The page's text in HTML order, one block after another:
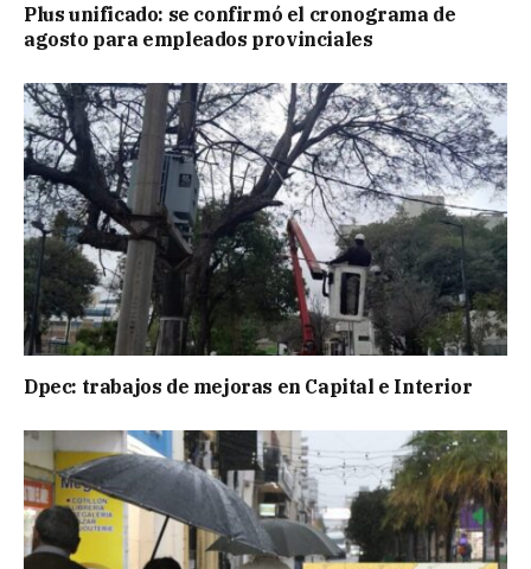
Plus unificado: se confirmó el cronograma de
agosto para empleados provinciales
Dpec: trabajos de mejoras en Capital e Interior